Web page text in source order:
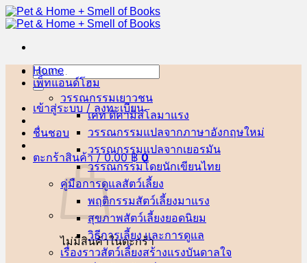
ข้าม
ไป
เนื้อหา
ค้นหา:
เข้าสู่ระบบ / ลงทะเบียน
ชื่นชอบ
ตะกร้าสินค้า /0.00฿ 0
ไม่มีสินค้าในตะกร้า
Home
เพ็ทแอนด์โฮม
วรรณกรรมเยาวชน
เคท ดิคามิลโล
วรรณกรรมแปลจากภาษาอังกฤษ
วรรณกรรมแปลจากเยอรมัน
วรรณกรรมโดยนักเขียนไทย
คู่มือการดูแลสัตว์เลี้ยง
พฤติกรรมสัตว์เลี้ยง
สุขภาพสัตว์เลี้ยง
วิธีการเลี้ยง และการดูแล
เรื่องราวสัตว์เลี้ยงสร้างแรงบันดาลใจ